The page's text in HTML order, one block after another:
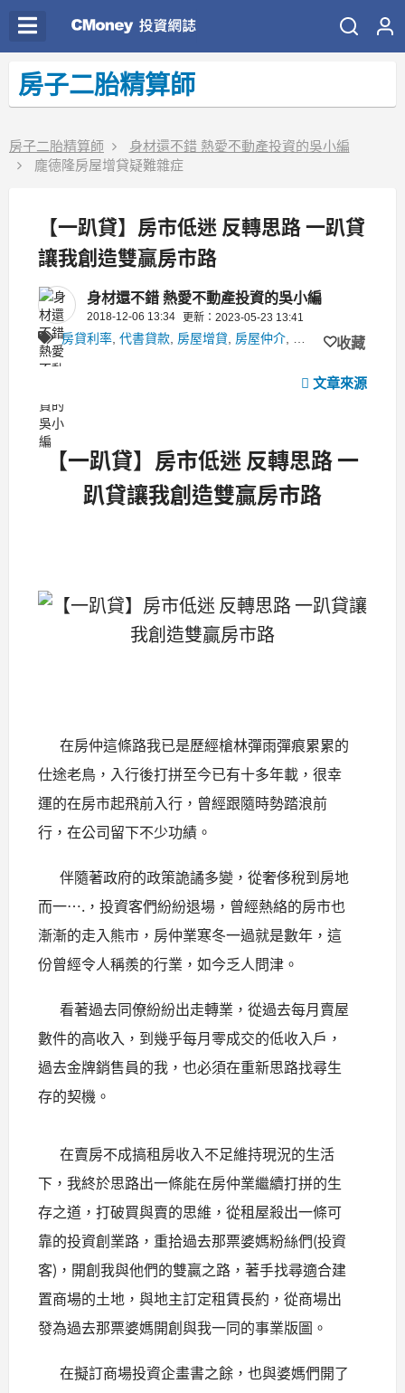
房子二胎精算師
房子二胎精算師
身材還不錯 熱愛不動產投資的吳小編
龐德隆房屋增貸疑難雜症
【一趴貸】房市低迷 反轉思路 一趴貸
讓我創造雙贏房市路
身材還不錯 熱愛不動產投資的吳小編
2018-12-06 13:34 更新：2023-05-23 13:41
房貸利率 代書貸款 房屋增貸 房屋仲介 一趴貸,韓流翻轉
收藏
文章來源
【一趴貸】房市低迷 反轉思路 一
趴貸讓我創造雙贏房市路
在房仲這條路我已是歷經槍林彈雨彈痕累累的
仕途老鳥，入行後打拼至今已有十多年載，很幸
運的在房市起飛前入行，曾經跟隨時勢踏浪前
行，在公司留下不少功績。
伴隨著政府的政策詭譎多變，從奢侈稅到房地
而一….，投資客們紛紛退場，曾經熱絡的房市也
漸漸的走入熊市，房仲業寒冬一過就是數年，這
份曾經令人稱羨的行業，如今乏人問津。
看著過去同僚紛紛出走轉業，從過去每月賣屋
數件的高收入，到幾乎每月零成交的低收入戶，
過去金牌銷售員的我，也必須在重新思路找尋生
存的契機。
在賣房不成搞租房收入不足維持現況的生活
下，我終於思路出一條能在房仲業繼續打拼的生
存之道，打破買與賣的思維，從租屋殺出一條可
靠的投資創業路，重拾過去那票婆媽粉絲們(投資
客)，開創我與他們的雙贏之路，著手找尋適合建
置商場的土地，與地主訂定租賃長約，從商場出
發為過去那票婆媽開創與我一同的事業版圖。
在擬訂商場投資企畫書之餘，也與婆媽們開了